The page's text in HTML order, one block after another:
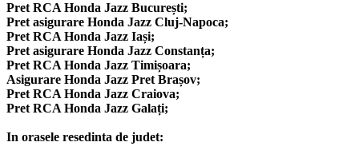
Pret RCA Honda Jazz București;
Pret asigurare Honda Jazz Cluj-Napoca;
Pret RCA Honda Jazz Iași;
Pret asigurare Honda Jazz Constanța;
Pret RCA Honda Jazz Timișoara;
Asigurare Honda Jazz Pret Brașov;
Pret RCA Honda Jazz Craiova;
Pret RCA Honda Jazz Galați;
In orasele resedinta de judet: